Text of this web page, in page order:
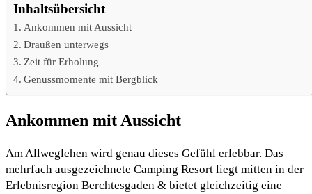
Inhaltsübersicht
Ankommen mit Aussicht
Draußen unterwegs
Zeit für Erholung
Genussmomente mit Bergblick
Ankommen mit Aussicht
Am Allweglehen wird genau dieses Gefühl erlebbar. Das
mehrfach ausgezeichnete Camping Resort liegt mitten in der
Erlebnisregion Berchtesgaden & bietet gleichzeitig eine